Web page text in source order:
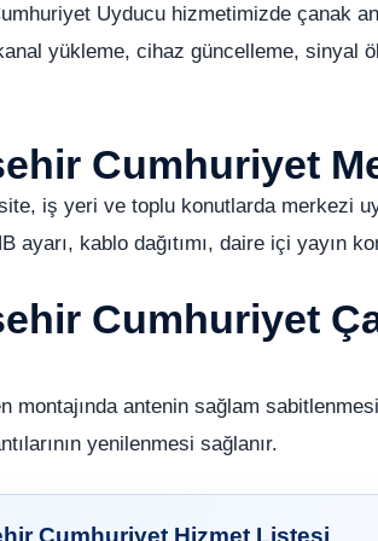
Uyducu hizmetimizde çanak
yükleme, cihaz güncelleme, sinyal
Cumhuriyet
iş yeri ve toplu konutlarda merkezi
ayarı, kablo dağıtımı, daire içi yayın
Cumhuriyet
montajında antenin sağlam
yenilenmesi sağlanır.